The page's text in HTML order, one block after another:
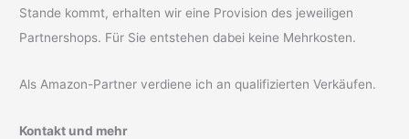
Stande kommt, erhalten wir eine Provision des jeweiligen
Partnershops. Für Sie entstehen dabei keine Mehrkosten.
Als Amazon-Partner verdiene ich an qualifizierten Verkäufen.
Kontakt und mehr